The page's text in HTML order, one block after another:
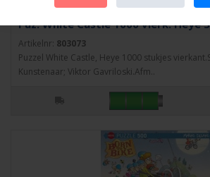
Puz. White Castle 1000 vierk. Heye
Artikelnr: 803073
Puzzel White Castle, Heye 1000 stukjes
Kunstenaar; Viktor Gavriloski.Afm..